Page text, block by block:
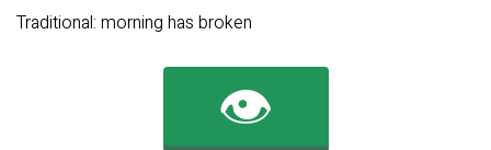
Traditional: morning has broken
👁️